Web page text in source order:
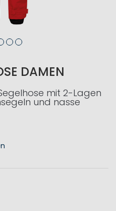
DAMEN
mit 2-Lagen
und nasse